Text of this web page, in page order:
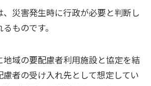
、災害発生時に行政が必要と判断し
ものです。
地域の要配慮者利用施設と協定を結
者の受け入れ先として想定してい